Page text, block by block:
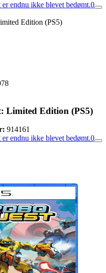
endnu ikke blevet bedømt.0
Edition (PS5)
Limited Edition (PS5)
914161
endnu ikke blevet bedømt.0